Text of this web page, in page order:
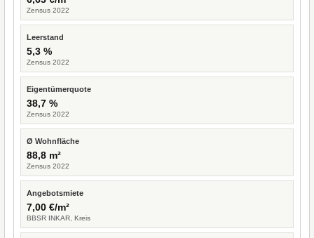
Zensus 2022
Leerstand
5,3 %
Zensus 2022
Eigentümerquote
38,7 %
Zensus 2022
Ø Wohnfläche
88,8 m²
Zensus 2022
Angebotsmiete
7,00 €/m²
BBSR INKAR, Kreis